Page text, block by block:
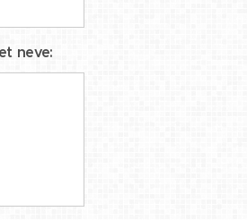
neve: